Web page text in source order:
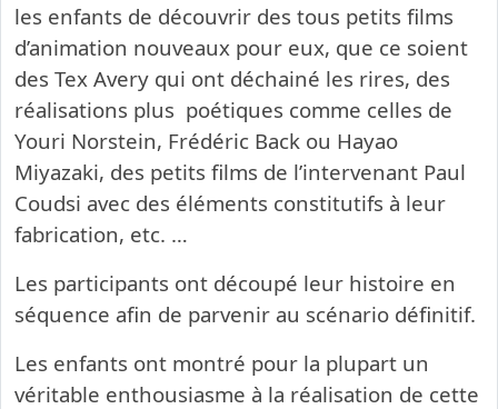
les enfants de découvrir des tous petits films
d’animation nouveaux pour eux, que ce soient
des Tex Avery qui ont déchainé les rires, des
réalisations plus poétiques comme celles de
Youri Norstein, Frédéric Back ou Hayao
Miyazaki, des petits films de l’intervenant Paul
Coudsi avec des éléments constitutifs à leur
fabrication, etc. …
Les participants ont découpé leur histoire en
séquence afin de parvenir au scénario définitif.
Les enfants ont montré pour la plupart un
véritable enthousiasme à la réalisation de cette